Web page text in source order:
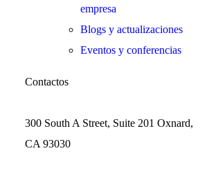
empresa
Blogs y actualizaciones
Eventos y conferencias
Contactos
300 South A Street, Suite 201 Oxnard,
CA 93030